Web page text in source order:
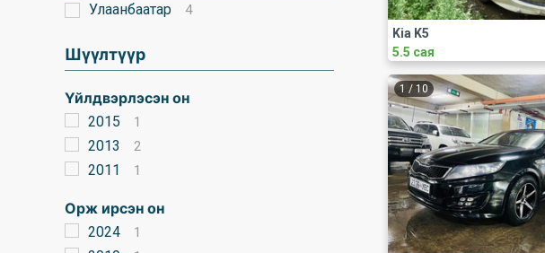
Улаанбаатар 4
Шүүлтүүр
Үйлдвэрлэсэн он
2015 1
2013 2
2011 1
Орж ирсэн он
2024 1
Kia K5
5.5 сая
1 / 10